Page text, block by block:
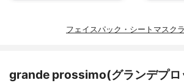
フェイスパック・シートマスク
grande prossimo(グランデプロ